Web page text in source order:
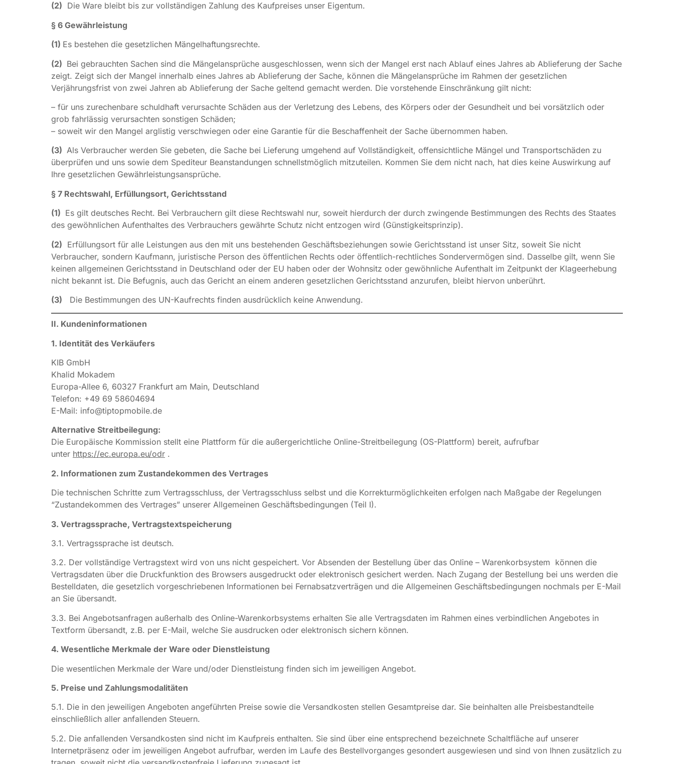
(2) Die Ware bleibt bis zur vollständigen Zahlung des Kaufpreises unser Eigentum.
§ 6 Gewährleistung
(1) Es bestehen die gesetzlichen Mängelhaftungsrechte.
(2) Bei gebrauchten Sachen sind die Mängelansprüche ausgeschlossen, wenn sich der Mangel erst nach Ablauf eines Jahres ab Ablieferung der Sache
zeigt. Zeigt sich der Mangel innerhalb eines Jahres ab Ablieferung der Sache, können die Mängelansprüche im Rahmen der gesetzlichen
Verjährungsfrist von zwei Jahren ab Ablieferung der Sache geltend gemacht werden. Die vorstehende Einschränkung gilt nicht:
– für uns zurechenbare schuldhaft verursachte Schäden aus der Verletzung des Lebens, des Körpers oder der Gesundheit und bei vorsätzlich oder
grob fahrlässig verursachten sonstigen Schäden;
– soweit wir den Mangel arglistig verschwiegen oder eine Garantie für die Beschaffenheit der Sache übernommen haben.
(3) Als Verbraucher werden Sie gebeten, die Sache bei Lieferung umgehend auf Vollständigkeit, offensichtliche Mängel und Transportschäden zu
überprüfen und uns sowie dem Spediteur Beanstandungen schnellstmöglich mitzuteilen. Kommen Sie dem nicht nach, hat dies keine Auswirkung auf
Ihre gesetzlichen Gewährleistungsansprüche.
§ 7 Rechtswahl, Erfüllungsort, Gerichtsstand
(1) Es gilt deutsches Recht. Bei Verbrauchern gilt diese Rechtswahl nur, soweit hierdurch der durch zwingende Bestimmungen des Rechts des Staates
des gewöhnlichen Aufenthaltes des Verbrauchers gewährte Schutz nicht entzogen wird (Günstigkeitsprinzip).
(2) Erfüllungsort für alle Leistungen aus den mit uns bestehenden Geschäftsbeziehungen sowie Gerichtsstand ist unser Sitz, soweit Sie nicht
Verbraucher, sondern Kaufmann, juristische Person des öffentlichen Rechts oder öffentlich-rechtliches Sondervermögen sind. Dasselbe gilt, wenn Sie
keinen allgemeinen Gerichtsstand in Deutschland oder der EU haben oder der Wohnsitz oder gewöhnliche Aufenthalt im Zeitpunkt der Klageerhebung
nicht bekannt ist. Die Befugnis, auch das Gericht an einem anderen gesetzlichen Gerichtsstand anzurufen, bleibt hiervon unberührt.
(3) Die Bestimmungen des UN-Kaufrechts finden ausdrücklich keine Anwendung.
II. Kundeninformationen
1. Identität des Verkäufers
KIB GmbH
Khalid Mokadem
Europa-Allee 6, 60327 Frankfurt am Main, Deutschland
Telefon: +49 69 58604694
E-Mail: info@tiptopmobile.de
Alternative Streitbeilegung:
Die Europäische Kommission stellt eine Plattform für die außergerichtliche Online-Streitbeilegung (OS-Plattform) bereit, aufrufbar
unter https://ec.europa.eu/odr .
2. Informationen zum Zustandekommen des Vertrages
Die technischen Schritte zum Vertragsschluss, der Vertragsschluss selbst und die Korrekturmöglichkeiten erfolgen nach Maßgabe der Regelungen
“Zustandekommen des Vertrages” unserer Allgemeinen Geschäftsbedingungen (Teil I).
3. Vertragssprache, Vertragstextspeicherung
3.1. Vertragssprache ist deutsch.
3.2. Der vollständige Vertragstext wird von uns nicht gespeichert. Vor Absenden der Bestellung über das Online – Warenkorbsystem können die
Vertragsdaten über die Druckfunktion des Browsers ausgedruckt oder elektronisch gesichert werden. Nach Zugang der Bestellung bei uns werden die
Bestelldaten, die gesetzlich vorgeschriebenen Informationen bei Fernabsatzverträgen und die Allgemeinen Geschäftsbedingungen nochmals per E-Mail
an Sie übersandt.
3.3. Bei Angebotsanfragen außerhalb des Online-Warenkorbsystems erhalten Sie alle Vertragsdaten im Rahmen eines verbindlichen Angebotes in
Textform übersandt, z.B. per E-Mail, welche Sie ausdrucken oder elektronisch sichern können.
4. Wesentliche Merkmale der Ware oder Dienstleistung
Die wesentlichen Merkmale der Ware und/oder Dienstleistung finden sich im jeweiligen Angebot.
5. Preise und Zahlungsmodalitäten
5.1. Die in den jeweiligen Angeboten angeführten Preise sowie die Versandkosten stellen Gesamtpreise dar. Sie beinhalten alle Preisbestandteile
einschließlich aller anfallenden Steuern.
5.2. Die anfallenden Versandkosten sind nicht im Kaufpreis enthalten. Sie sind über eine entsprechend bezeichnete Schaltfläche auf unserer
Internetpräsenz oder im jeweiligen Angebot aufrufbar, werden im Laufe des Bestellvorganges gesondert ausgewiesen und sind von Ihnen zusätzlich zu